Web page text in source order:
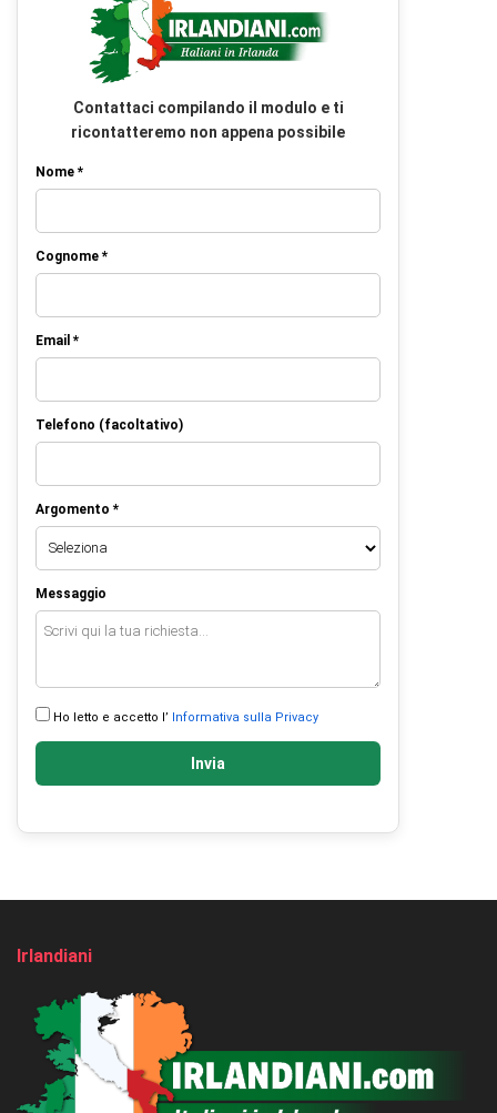
Contattaci compilando il modulo e ti
ricontatteremo non appena possibile
Nome *
Cognome *
Email *
Telefono (facoltativo)
Argomento *
Messaggio
Ho letto e accetto l’ Informativa sulla Privacy
Invia
Irlandiani